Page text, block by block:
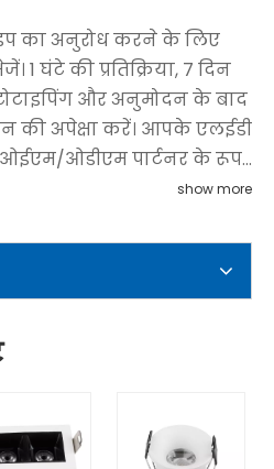
का अनुरोध करने के लिए
1 घंटे की प्रतिक्रिया, 7 दिन
और अनुमोदन के बाद
की अपेक्षा करें। आपके एलईडी
ओईएम/ओडीएम पार्टनर के रूप
के अनुसार मुफ्त 3डी डिज़ाइन और
और ईआरपी के लिए
करते हैं।
show more